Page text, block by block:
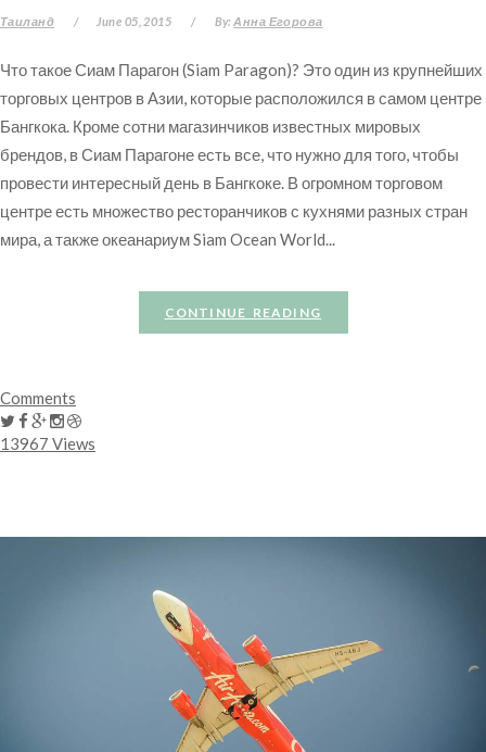
Таиланд / June 05, 2015 / By:Анна Егорова
Что такое Сиам Парагон (Siam Paragon)? Это один из крупнейших
торговых центров в Азии, которые расположился в самом центре
Бангкока. Кроме сотни магазинчиков известных мировых
брендов, в Сиам Парагоне есть все, что нужно для того, чтобы
провести интересный день в Бангкоке. В огромном торговом
центре есть множество ресторанчиков с кухнями разных стран
мира, а также океанариум Siam Ocean World...
CONTINUE READING
Comments
13967 Views